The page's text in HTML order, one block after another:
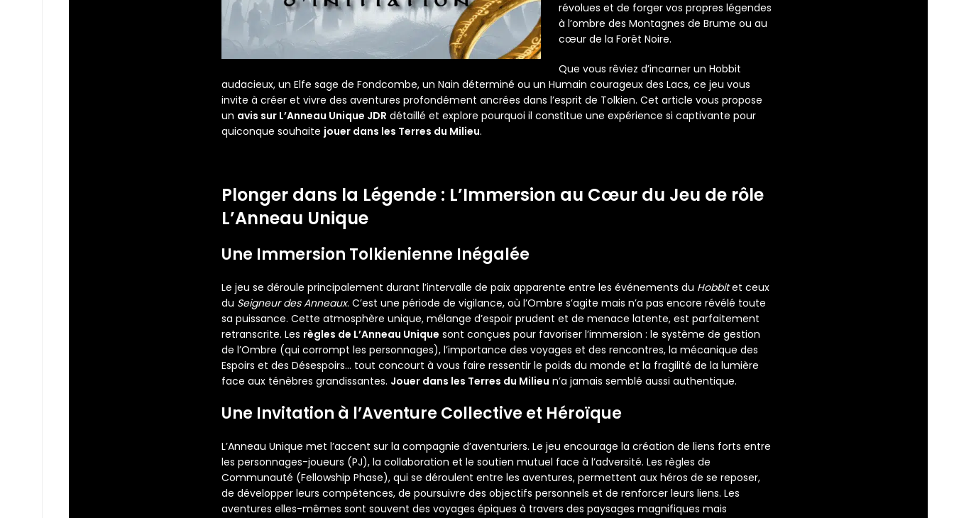
révolues et de forger vos propres légendes
à l’ombre des Montagnes de Brume ou au
cœur de la Forêt Noire.
Que vous rêviez d’incarner un Hobbit
audacieux, un Elfe sage de Fondcombe, un Nain déterminé ou un Humain courageux des Lacs, ce jeu vous
invite à créer et vivre des aventures profondément ancrées dans l’esprit de Tolkien. Cet article vous propose
un avis sur L’Anneau Unique JDR détaillé et explore pourquoi il constitue une expérience si captivante pour
quiconque souhaite jouer dans les Terres du Milieu.
Plonger dans la Légende : L’Immersion au Cœur du Jeu de rôle
L’Anneau Unique
Une Immersion Tolkienienne Inégalée
Le jeu se déroule principalement durant l’intervalle de paix apparente entre les événements du Hobbitet ceux
du Seigneur des Anneaux. C’est une période de vigilance, où l’Ombre s’agite mais n’a pas encore révélé toute
sa puissance. Cette atmosphère unique, mélange d’espoir prudent et de menace latente, est parfaitement
retranscrite. Les règles de L’Anneau Unique sont conçues pour favoriser l’immersion : le système de gestion
de l’Ombre (qui corrompt les personnages), l’importance des voyages et des rencontres, la mécanique des
Espoirs et des Désespoirs… tout concourt à vous faire ressentir le poids du monde et la fragilité de la lumière
face aux ténèbres grandissantes. Jouer dans les Terres du Milieu n’a jamais semblé aussi authentique.
Une Invitation à l’Aventure Collective et Héroïque
L’Anneau Unique met l’accent sur la compagnie d’aventuriers. Le jeu encourage la création de liens forts entre
les personnages-joueurs (PJ), la collaboration et le soutien mutuel face à l’adversité. Les règles de
Communauté (Fellowship Phase), qui se déroulent entre les aventures, permettent aux héros de se reposer,
de développer leurs compétences, de poursuivre des objectifs personnels et de renforcer leurs liens. Les
aventures elles-mêmes sont souvent des voyages épiques à travers des paysages magnifiques mais